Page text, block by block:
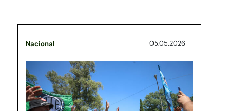
Nacional 05.05.2026